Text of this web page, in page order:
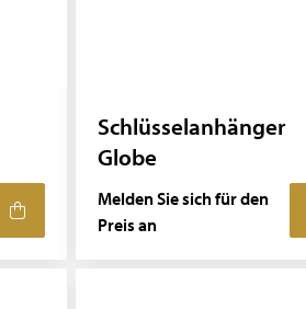
Schlüsselanhänger
Globe
Melden Sie sich für den
Preis an